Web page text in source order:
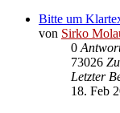
Bitte um
von Sirko
0
73026
Letzter
18. Feb